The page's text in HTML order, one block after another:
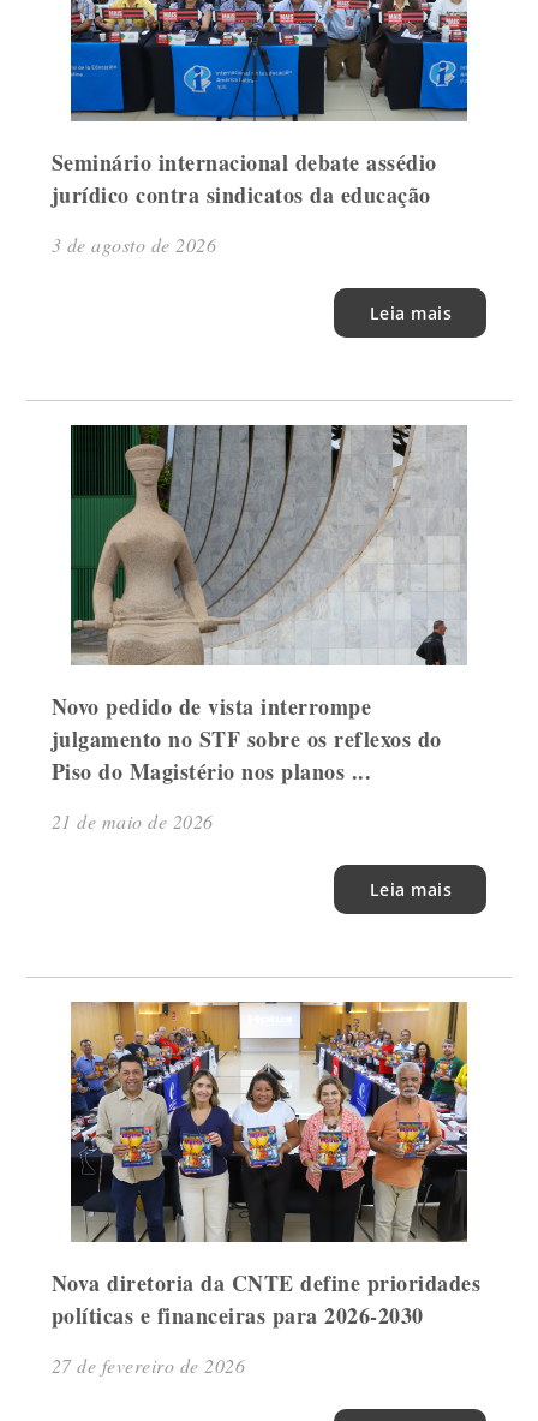
Seminário internacional debate assédio
jurídico contra sindicatos da educação
3 de agosto de 2026
Leia mais
Novo pedido de vista interrompe
julgamento no STF sobre os reflexos do
Piso do Magistério nos planos ...
21 de maio de 2026
Leia mais
Nova diretoria da CNTE define prioridades
políticas e financeiras para 2026-2030
27 de fevereiro de 2026